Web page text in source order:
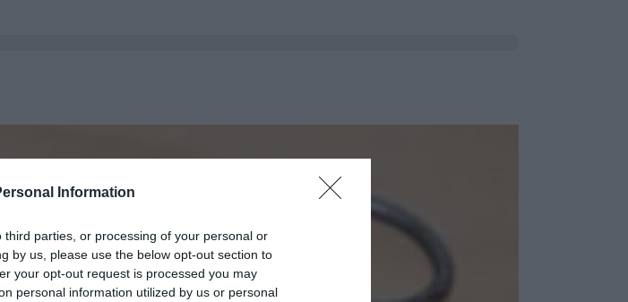
Information
parties, or processing of your personal or
by us, please use the below opt-out section to
your opt-out request is processed you may
personal information utilized by us or personal